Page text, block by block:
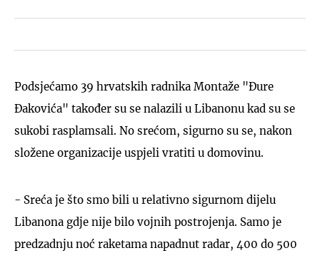
Podsjećamo 39 hrvatskih radnika Montaže "Đure
Đakovića" također su se nalazili u Libanonu kad su se
sukobi rasplamsali. No srećom, sigurno su se, nakon
složene organizacije uspjeli vratiti u domovinu.
- Sreća je što smo bili u relativno sigurnom dijelu
Libanona gdje nije bilo vojnih postrojenja. Samo je
predzadnju noć raketama napadnut radar, 400 do 500